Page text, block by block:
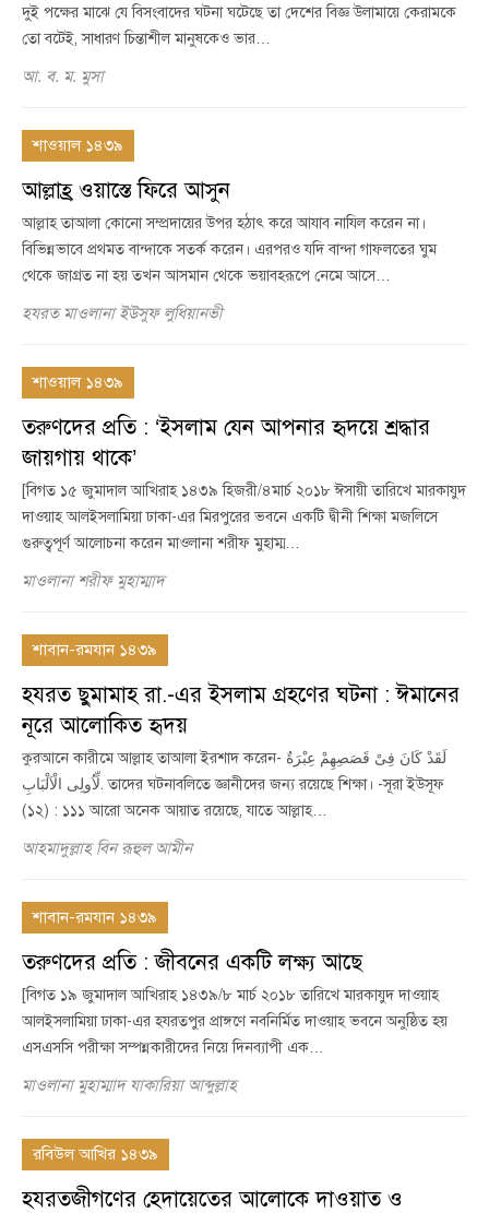
দুই পক্ষের মাঝে যে বিসংবাদের ঘটনা ঘটেছে তা দেশের বিজ্ঞ উলামায়ে কেরামকে
তো বটেই, সাধারণ চিন্তাশীল মানুষকেও ভার…
আ. ব. ম. মুসা
শাওয়াল ১৪৩৯
আল্লাহ্র ওয়াস্তে ফিরে আসুন
আল্লাহ তাআলা কোনো সম্প্রদায়ের উপর হঠাৎ করে আযাব নাযিল করেন না।
বিভিন্নভাবে প্রথমত বান্দাকে সতর্ক করেন। এরপরও যদি বান্দা গাফলতের ঘুম
থেকে জাগ্রত না হয় তখন আসমান থেকে ভয়াবহরূপে নেমে আসে…
হযরত মাওলানা ইউসুফ লুধিয়ানভী
শাওয়াল ১৪৩৯
তরুণদের প্রতি : ‘ইসলাম যেন আপনার হৃদয়ে শ্রদ্ধার
জায়গায় থাকে’
[বিগত ১৫ জুমাদাল আখিরাহ ১৪৩৯ হিজরী/৪মার্চ ২০১৮ ঈসায়ী তারিখে মারকাযুদ
দাওয়াহ আলইসলামিয়া ঢাকা-এর মিরপুরের ভবনে একটি দ্বীনী শিক্ষা মজলিসে
গুরুত্বপূর্ণ আলোচনা করেন মাওলানা শরীফ মুহাম্ম…
মাওলানা শরীফ মুহাম্মাদ
শাবান-রমযান ১৪৩৯
হযরত ছুমামাহ রা.-এর ইসলাম গ্রহণের ঘটনা : ঈমানের
নূরে আলোকিত হৃদয়
কুরআনে কারীমে আল্লাহ তাআলা ইরশাদ করেন- لَقَدْ كَانَ فِیْ قَصَصِهِمْ عِبْرَةٌ
لِّاُولِی الْاَلْبَابِ. তাদের ঘটনাবলিতে জ্ঞানীদের জন্য রয়েছে শিক্ষা। -সূরা ইউসূফ
(১২) : ১১১ আরো অনেক আয়াত রয়েছে, যাতে আল্লাহ…
আহমাদুল্লাহ বিন রূহুল আমীন
শাবান-রমযান ১৪৩৯
তরুণদের প্রতি : জীবনের একটি লক্ষ্য আছে
[বিগত ১৯ জুমাদাল আখিরাহ ১৪৩৯/৮ মার্চ ২০১৮ তারিখে মারকাযুদ দাওয়াহ
আলইসলামিয়া ঢাকা-এর হযরতপুর প্রাঙ্গণে নবনির্মিত দাওয়াহ ভবনে অনুষ্ঠিত হয়
এসএসসি পরীক্ষা সম্পন্নকারীদের নিয়ে দিনব্যাপী এক…
মাওলানা মুহাম্মাদ যাকারিয়া আব্দুল্লাহ
রবিউল আখির ১৪৩৯
হযরতজীগণের হেদায়েতের আলোকে দাওয়াত ও